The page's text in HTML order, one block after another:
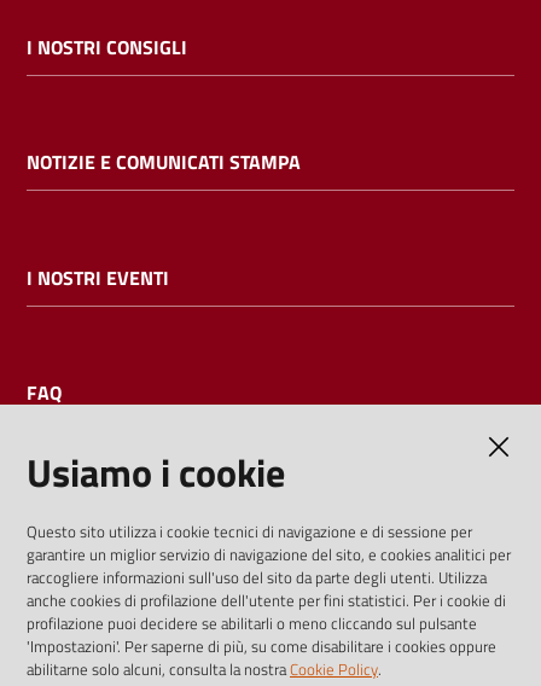
bibliotecario
I NOSTRI CONSIGLI
NOTIZIE E COMUNICATI STAMPA
I NOSTRI EVENTI
FAQ
I dati personali pubblicati sono riutilizzabili solo alle condizioni
previste dalla direttiva comunitaria 2003/98/CE e dal d.lgs.
36/2006
Usiamo i cookie
Questo sito utilizza i cookie tecnici di navigazione e di sessione per
garantire un miglior servizio di navigazione del sito, e cookies analitici per
raccogliere informazioni sull'uso del sito da parte degli utenti. Utilizza
anche cookies di profilazione dell'utente per fini statistici. Per i cookie di
profilazione puoi decidere se abilitarli o meno cliccando sul pulsante
'Impostazioni'. Per saperne di più, su come disabilitare i cookies oppure
abilitarne solo alcuni, consulta la nostraCookie Policy.